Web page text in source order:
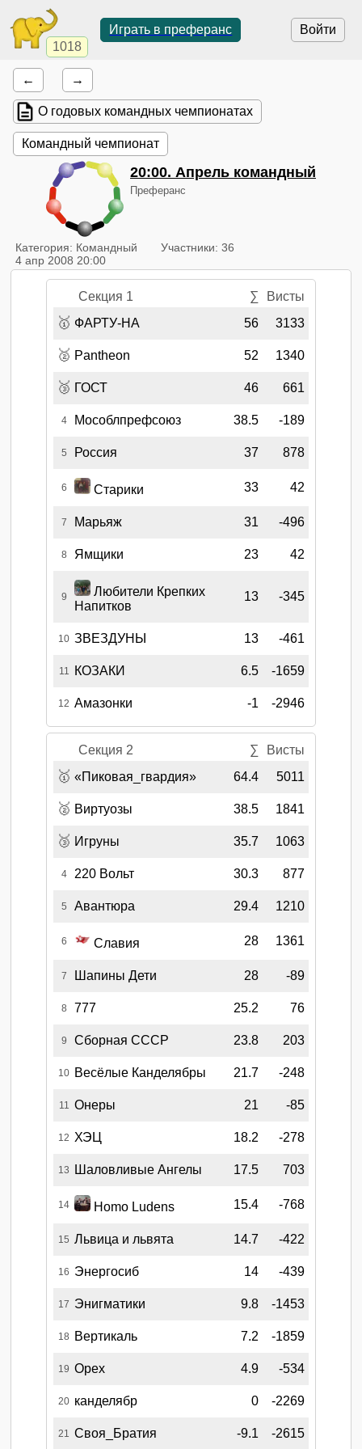
1018
Войти
Играть в преферанс
← →
О годовых командных чемпионатах
Командный чемпионат
20:00. Апрель командный
Преферанс
Категория: Командный
Участники: 36
4 апр 2008 20:00
Секция 1 ∑ Висты
🥇 ФАРТУ-НА 56 3133
🥈 Pantheon 52 1340
🥉 ГОСТ 46 661
4 Мособлпрефсоюз 38.5 -189
5 Россия 37 878
6 Старики 33 42
7 Марьяж 31 -496
8 Ямщики 23 42
9
Любители Крепких
Напитков
13 -345
10 ЗВЕЗДУНЫ 13 -461
11 КОЗАКИ 6.5 -1659
12 Амазонки -1 -2946
Секция 2 ∑ Висты
🥇 «Пиковая_гвардия» 64.4 5011
🥈 Виртуозы 38.5 1841
🥉 Игруны 35.7 1063
4 220 Вольт 30.3 877
5 Авантюра 29.4 1210
6 Славия 28 1361
7 Шапины Дети 28 -89
8 777 25.2 76
9 Сборная СССР 23.8 203
10 Весёлые Канделябры 21.7 -248
11 Онеры 21 -85
12 ХЭЦ 18.2 -278
13 Шаловливые Ангелы 17.5 703
14 Homo Ludens 15.4 -768
15 Львица и львята 14.7 -422
16 Энергосиб 14 -439
17 Энигматики 9.8 -1453
18 Вертикаль 7.2 -1859
19 Орех 4.9 -534
20 канделябр 0 -2269
21 Своя_Братия -9.1 -2615